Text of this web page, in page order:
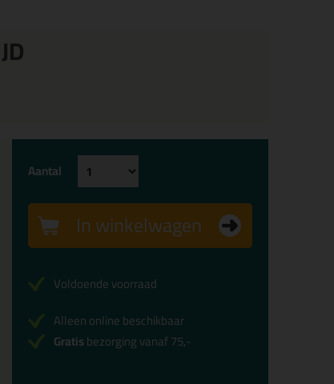
Aantal
In winkelwagen
Voldoende voorraad
Alleen online beschikbaar
Gratisbezorging vanaf 75,-